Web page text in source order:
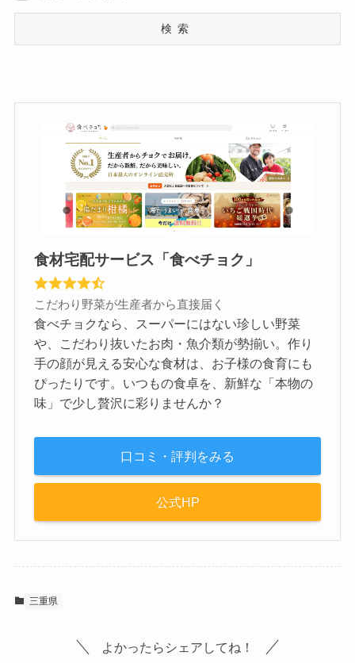
検索
食材宅配サービス「食べチョク」
こだわり野菜が生産者から直接届く
食べチョクなら、スーパーにはない珍しい野菜
や、こだわり抜いたお肉・魚介類が勢揃い。作り
手の顔が見える安心な食材は、お子様の食育にも
ぴったりです。いつもの食卓を、新鮮な「本物の
味」で少し贅沢に彩りませんか？
口コミ・評判をみる
公式HP
三重県
よかったらシェアしてね！